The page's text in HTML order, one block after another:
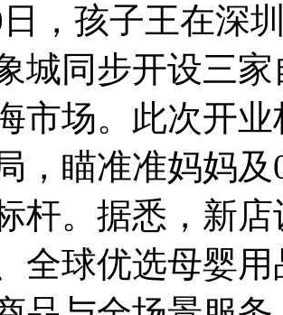
，孩子王在深
城同步开设三
市场。此次开
，瞄准准妈妈
杆。据悉，新
全球优选母婴